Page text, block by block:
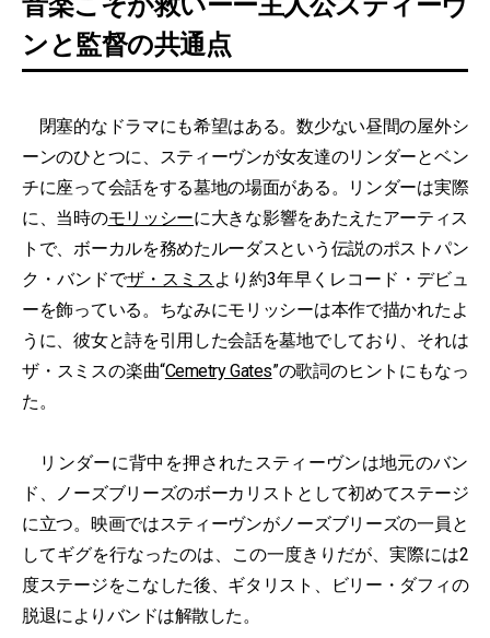
ンと監督の共通点
閉塞的なドラマにも希望はある。数少ない昼間の屋外シ
ーンのひとつに、スティーヴンが女友達のリンダーとベン
チに座って会話をする墓地の場面がある。リンダーは実際
に、当時のモリッシーに大きな影響をあたえたアーティス
トで、ボーカルを務めたルーダスという伝説のポストパン
ク・バンドでザ・スミス より約3年早くレコード・デビュ
ーを飾っている。ちなみにモリッシーは本作で描かれたよ
うに、彼女と詩を引用した会話を墓地でしており、それは
ザ・スミスの楽曲“Cemetry Gates”の歌詞のヒントにもなっ
た。
リンダーに背中を押されたスティーヴンは地元のバン
ド、ノーズブリーズのボーカリストとして初めてステージ
に立つ。映画ではスティーヴンがノーズブリーズの一員と
してギグを行なったのは、この一度きりだが、実際には2
度ステージをこなした後、ギタリスト、ビリー・ダフィの
脱退によりバンドは解散した。